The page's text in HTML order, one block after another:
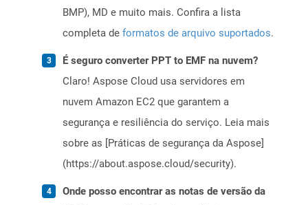
BMP), MD e muito mais. Confira a lista
completa de formatos de arquivo suportados.
É seguro converter PPT to EMF na nuvem?
Claro! Aspose Cloud usa servidores em
nuvem Amazon EC2 que garantem a
segurança e resiliência do serviço. Leia mais
sobre as [Práticas de segurança da Aspose]
(https://about.aspose.cloud/security).
Onde posso encontrar as notas de versão da